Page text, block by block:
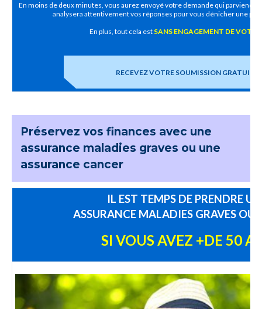
En moins de deux minutes, vous aurez envoyé votre demande qui parviendra
analysera attentivement vos réponses pour vous dénicher une
En plus, tout cela est SANS ENGAGEMENT DE
RECEVEZ VOTRE SOUMISSION GRATUITE
Préservez vos finances avec une
assurance maladies graves ou une
assurance cancer
IL EST TEMPS DE PRENDRE
ASSURANCE MALADIES GRAVES OU
SI VOUS AVEZ +DE 50